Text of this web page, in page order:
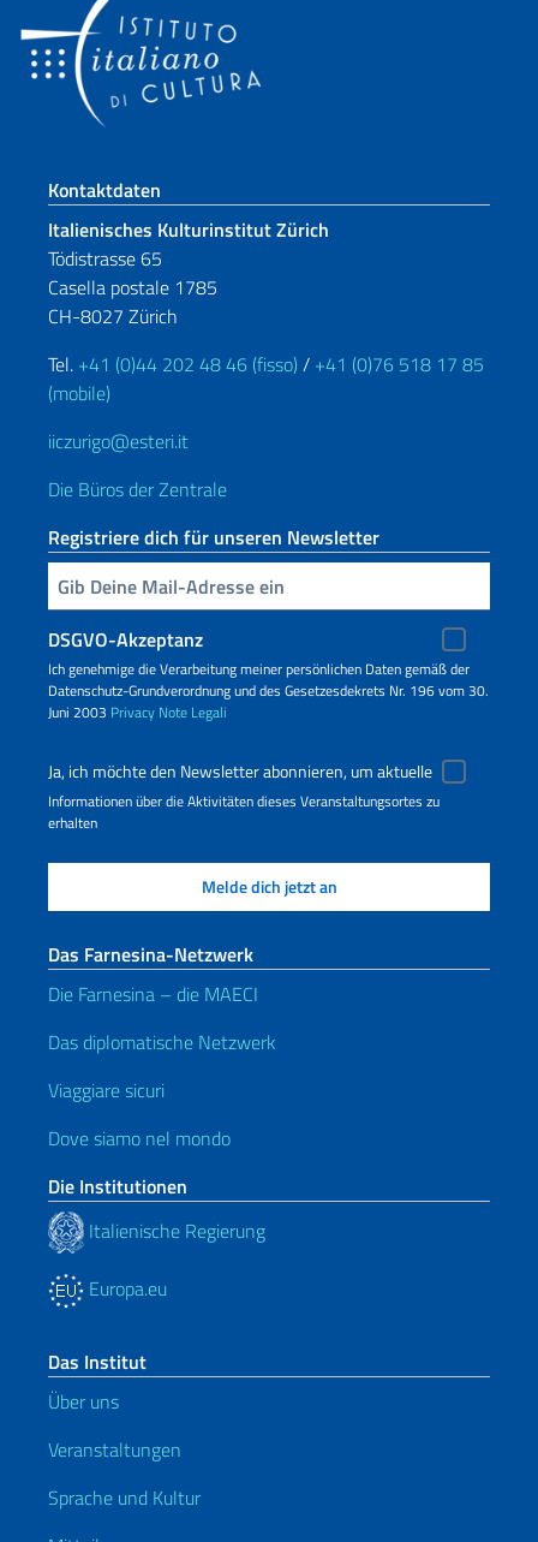
Fußbereich
Kontaktdaten
Italienisches Kulturinstitut Zürich
Tödistrasse 65
Casella postale 1785
CH-8027 Zürich
Tel. +41 (0)44 202 48 46 (fisso) / +41 (0)76 518 17 85
(mobile)
iiczurigo@esteri.it
Die Büros der Zentrale
Registriere dich für unseren Newsletter
Geben Sie Ihre E-Mail ein
DSGVO-Akzeptanz
Ich genehmige die Verarbeitung meiner persönlichen Daten gemäß der
Datenschutz-Grundverordnung und des Gesetzesdekrets Nr. 196 vom 30.
Juni 2003 Privacy Note Legali
Ja, ich möchte den Newsletter abonnieren, um aktuelle
Informationen über die Aktivitäten dieses Veranstaltungsortes zu
erhalten
Das Farnesina-Netzwerk
Die Farnesina – die MAECI
Das diplomatische Netzwerk
Viaggiare sicuri
Dove siamo nel mondo
Die Institutionen
Italienische Regierung
Europa.eu
Das Institut
Über uns
Veranstaltungen
Sprache und Kultur